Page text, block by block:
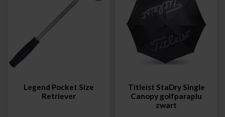
Legend Pocket Size
Retriever
Titleist StaDry Single
Canopy golfparaplu
zwart